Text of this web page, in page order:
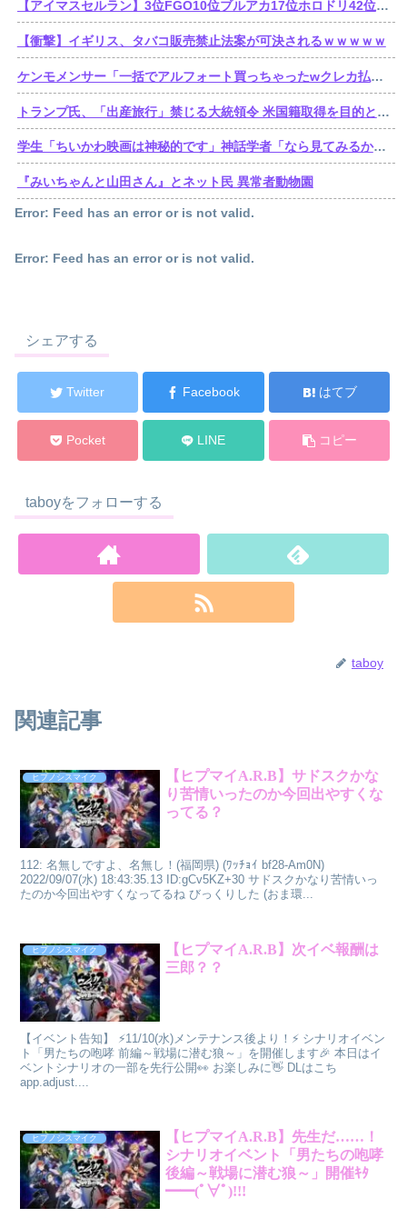
【アイマスセルラン】3位FGO10位ブルアカ17位ホロドリ42位スタレ103位学マス240位シャニソン449位シャニマス489位デレステ490位ミリシタ
【衝撃】イギリス、タバコ販売禁止法案が可決されるｗｗｗｗｗ
ケンモメンサー「一括でアルフォート買っちゃったwクレカ払いで来月の俺ごめんねー」銀行「デビットカードなんで即時引き落としです」
トランプ氏、「出産旅行」禁じる大統領令 米国籍取得を目的とした中国人らの渡米を問題視
学生「ちいかわ映画は神秘的です」神話学者「なら見てみるか…」
『みいちゃんと山田さん』とネット民 異常者動物園
Error: Feed has an error or is not valid.
Error: Feed has an error or is not valid.
シェアする
Twitter Facebook はてブ
Pocket LINE コピー
taboyをフォローする
taboy
関連記事
ヒプノシスマイク
【ヒプマイA.R.B】サドスクかな
り苦情いったのか今回出やすくな
ってる？
112: 名無しですよ、名無し！(福岡県) (ﾜｯﾁｮｲ bf28-Am0N)
2022/09/07(水) 18:43:35.13 ID:gCv5KZ+30 サドスクかなり苦情いっ
たのか今回出やすくなってるね びっくりした (おま環...
ヒプノシスマイク
【ヒプマイA.R.B】次イベ報酬は
三郎？？
【イベント告知】 ⚡11/10(水)メンテナンス後より！⚡ シナリオイベン
ト「男たちの咆哮 前編～戦場に潜む狼～」を開催します🎉 本日はイ
ベントシナリオの一部を先行公開👀 お楽しみに👋 DLはこち
app.adjust....
ヒプノシスマイク
【ヒプマイA.R.B】先生だ……！
シナリオイベント「男たちの咆哮
後編～戦場に潜む狼～」開催ｷﾀ
━━(ﾟ∀ﾟ)!!!